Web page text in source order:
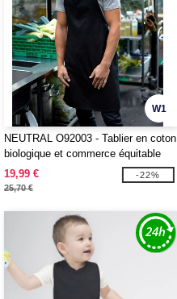
W1
NEUTRAL O92003 - Tablier en coton
biologique et commerce équitable
19,99 €
25,70 €
-22%